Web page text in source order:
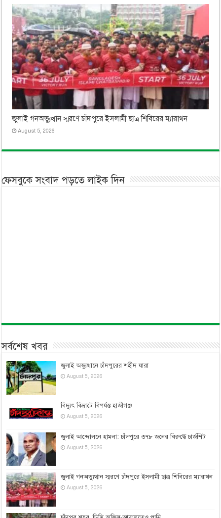
জুলাই গনঅভ্যুত্থান স্মরণে চাঁদপুরে ইসলামী ছাত্র শিবিরের ম্যারাথন
August 5, 2026
ফেসবুকে সংবাদ পড়তে লাইক দিন
সর্বশেষ খবর
জুলাই অভ্যুত্থানে চাঁদপুরের শহীদ যারা
August 5, 2026
বিদ্যুৎ বিভ্রাটে বিপর্যস্ত হাজীগঞ্জ
August 5, 2026
জুলাই আন্দোলনে হামলা: চাঁদপুরে ৩৭৮ জনের বিরুদ্ধে চার্জশিট
August 5, 2026
জুলাই গনঅভ্যুত্থান স্মরণে চাঁদপুরে ইসলামী ছাত্র শিবিরের ম্যারাথন
August 5, 2026